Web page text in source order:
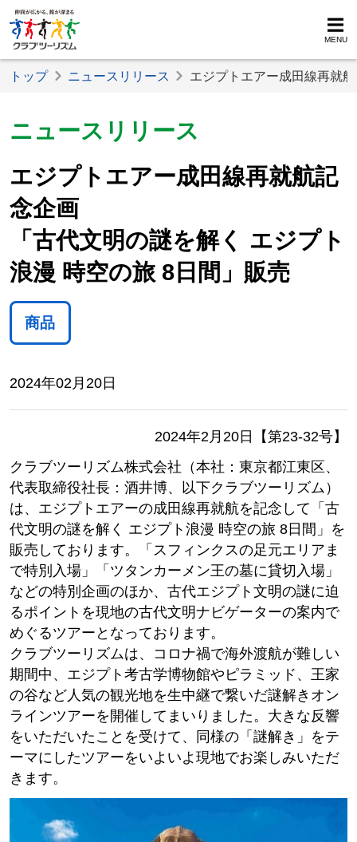
MENU
トップ ニュースリリース エジプトエアー成田線再就
ニュースリリース
エジプトエアー成田線再就航記
念企画
「古代文明の謎を解く エジプト
浪漫 時空の旅 8日間」販売
商品
2024年02月20日
2024年2月20日【第23-32号】
クラブツーリズム株式会社（本社：東京都江東区、
代表取締役社長：酒井博、以下クラブツーリズム）
は、エジプトエアーの成田線再就航を記念して「古
代文明の謎を解く エジプト浪漫 時空の旅 8日間」を
販売しております。「スフィンクスの足元エリアま
で特別入場」「ツタンカーメン王の墓に貸切入場」
などの特別企画のほか、古代エジプト文明の謎に迫
るポイントを現地の古代文明ナビゲーターの案内で
めぐるツアーとなっております。
クラブツーリズムは、コロナ禍で海外渡航が難しい
期間中、エジプト考古学博物館やピラミッド、王家
の谷など人気の観光地を生中継で繋いだ謎解きオン
ラインツアーを開催してまいりました。大きな反響
をいただいたことを受けて、同様の「謎解き」をテ
ーマにしたツアーをいよいよ現地でお楽しみいただ
きます。